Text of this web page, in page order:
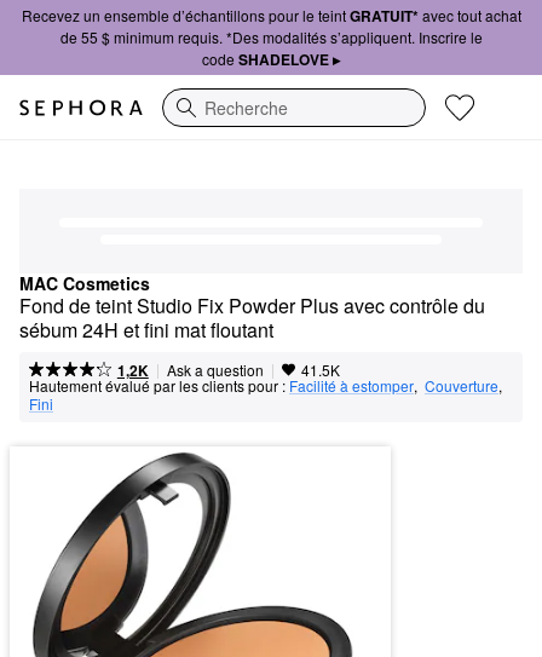
Recevez un ensemble d’échantillons pour le teintGRATUIT*avec tout achat
de 55 $ minimum requis. *Des modalités s’appliquent. Inscrire le
code SHADELOVE ▸
Recherche
MAC Cosmetics
Fond de teint Studio Fix Powder Plus avec contrôle du
sébum 24H et fini mat floutant
1,2K | Ask a question | 41.5K
Hautement évalué par les clients pour : Facilité à estomper, Couverture,
Fini